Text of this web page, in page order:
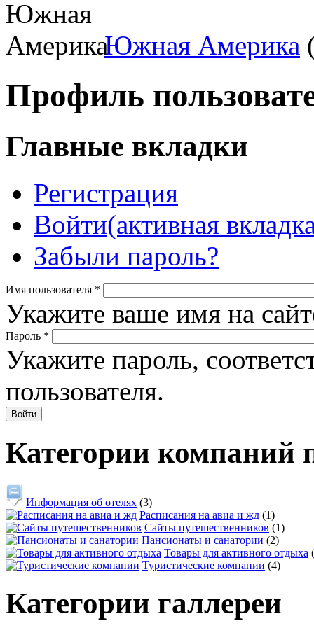
Южная Америка
Профиль
Главные вкладки
Регистрация
Войти(активная
Забыли пароль?
Имя пользователя *
Укажите ваше имя на
Пароль *
Укажите пароль,
пользователя.
Категории компаний
Информация об отелях (3)
Расписания на авиа и жд (1)
Сайты путешественников (1)
Пансионаты и санатории (2)
Товары для активного отдыха
Туристические компании (4)
Категории галлереи